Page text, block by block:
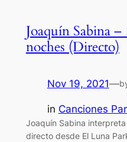
Joaquín Sabina –
noches (Directo)
Nov 19, 2021—
in Canciones
Joaquín Sabina
directo desde El Luna